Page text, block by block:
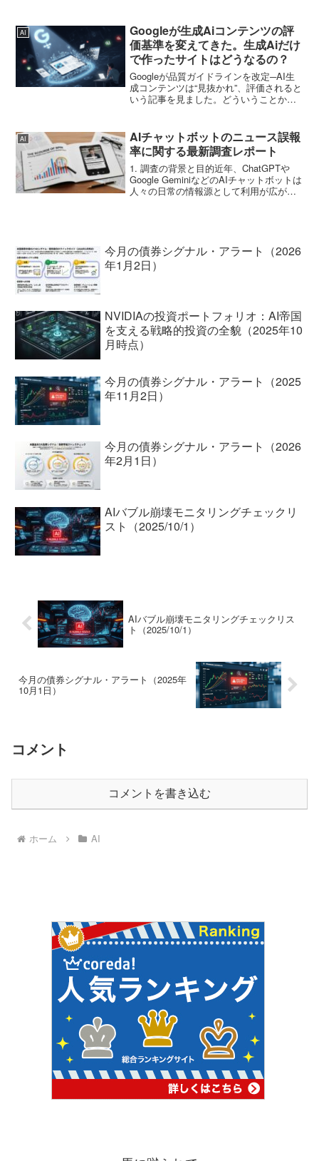
世界にもたらす大きな良...
AI
Googleが生成Aiコンテンツの評
価基準を変えてきた。生成Aiだけ
で作ったサイトはどうなるの？
Googleが品質ガイドラインを改定─AI生
成コンテンツは“見抜かれ”、評価されると
いう記事を見ました。どういうことかと
ールによって作成されたコンテンツに対
し、...
AI
AIチャットボットのニュース誤報
率に関する最新調査レポート
1. 調査の背景と目的近年、ChatGPTや
Google GeminiなどのAIチャットボットは
人々の日常の情報源として利用が広がっ
今月の債券シグナル・アラート（2026
年1月2日）
NVIDIAの投資ポートフォリオ：AI帝国
を支える戦略的投資の全貌（2025年10
月時点）
今月の債券シグナル・アラート（2025
年11月2日）
今月の債券シグナル・アラート（2026
年2月1日）
AIバブル崩壊モニタリングチェックリ
スト（2025/10/1）
AIバブル崩壊モニタリングチェックリス
ト（2025/10/1）
今月の債券シグナル・アラート（2025年
10月1日）
コメント
コメントを書き込む
ホーム AI